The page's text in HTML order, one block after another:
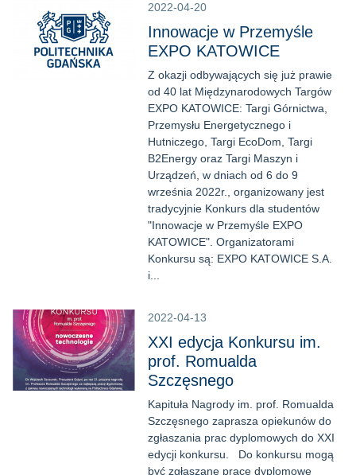
2022-04-20
Innowacje w Przemyśle
EXPO KATOWICE
Z okazji odbywających się już prawie
od 40 lat Międzynarodowych Targów
EXPO KATOWICE: Targi Górnictwa,
Przemysłu Energetycznego i
Hutniczego, Targi EcoDom, Targi
B2Energy oraz Targi Maszyn i
Urządzeń, w dniach od 6 do 9
września 2022r., organizowany jest
tradycyjnie Konkurs dla studentów
"Innowacje w Przemyśle EXPO
KATOWICE". Organizatorami
Konkursu są: EXPO KATOWICE S.A.
i...
2022-04-13
XXI edycja Konkursu im.
prof. Romualda
Szczęsnego
Kapituła Nagrody im. prof. Romualda
Szczęsnego zaprasza opiekunów do
zgłaszania prac dyplomowych do XXI
edycji konkursu. Do konkursu mogą
być zgłaszane prace dyplomowe